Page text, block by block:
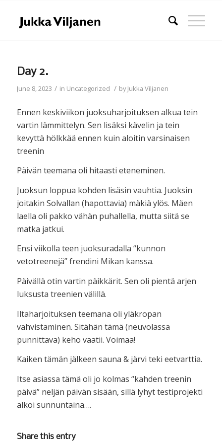
Day 2.
June 8, 2023 / in Uncategorized / byJukka Viljanen
Ennen keskiviikon juoksuharjoituksen alkua tein
vartin lämmittelyn. Sen lisäksi kävelin ja tein
kevyttä hölkkää ennen kuin aloitin varsinaisen
treenin
Päivän teemana oli hitaasti eteneminen.
Juoksun loppua kohden lisäsin vauhtia. Juoksin
joitakin Solvallan (hapottavia) mäkiä ylös. Mäen
laella oli pakko vähän puhallella, mutta siitä se
matka jatkui.
Ensi viikolla teen juoksuradalla “kunnon
vetotreenejä” frendini Mikan kanssa.
Päivällä otin vartin päikkärit. Sen oli pientä arjen
luksusta treenien välillä.
Iltaharjoituksen teemana oli yläkropan
vahvistaminen. Sitähän tämä (neuvolassa
punnittava) keho vaatii. Voimaa!
Kaiken tämän jälkeen sauna & järvi teki eetvarttia.
Itse asiassa tämä oli jo kolmas “kahden treenin
päivä” neljän päivän sisään, sillä lyhyt testiprojekti
alkoi sunnuntaina….
Share this entry